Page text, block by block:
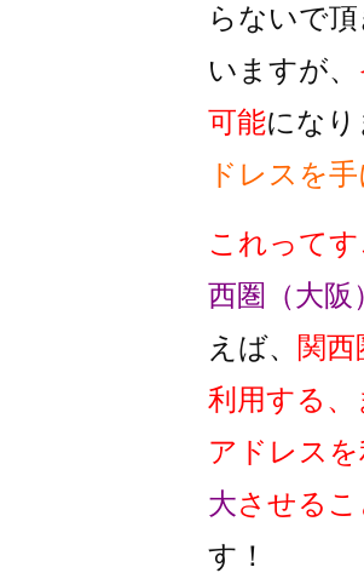
らないで
いますが、
可能になり
ドレスを
これって
西圏（大阪
えば、 関
利用する
アドレスを
大させる
す！